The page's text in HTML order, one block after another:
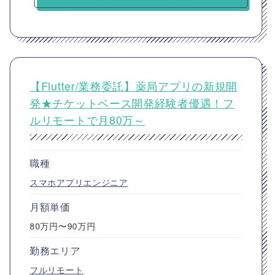
【Flutter/業務委託】薬局アプリの新規開
発★チケットベース開発経験者優遇！フ
ルリモートで月80万～
職種
スマホアプリエンジニア
月額単価
80万円〜90万円
勤務エリア
フルリモート